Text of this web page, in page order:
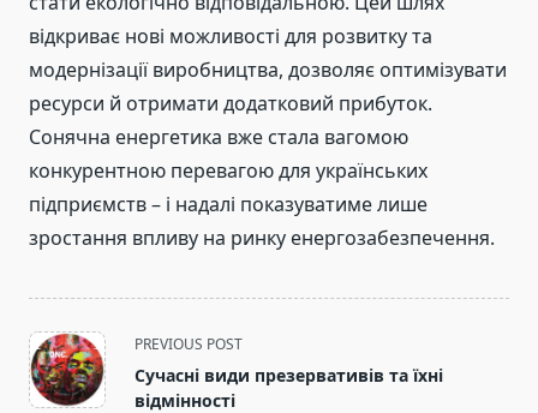
відкриває нові можливості для розвитку та
модернізації виробництва, дозволяє оптимізувати
ресурси й отримати додатковий прибуток.
Сонячна енергетика вже стала вагомою
конкурентною перевагою для українських
підприємств – і надалі показуватиме лише
зростання впливу на ринку енергозабезпечення.
<span
class="nav-
subtitle
PREVIOUS POST
Сучасні види презервативів та їхні
відмінності